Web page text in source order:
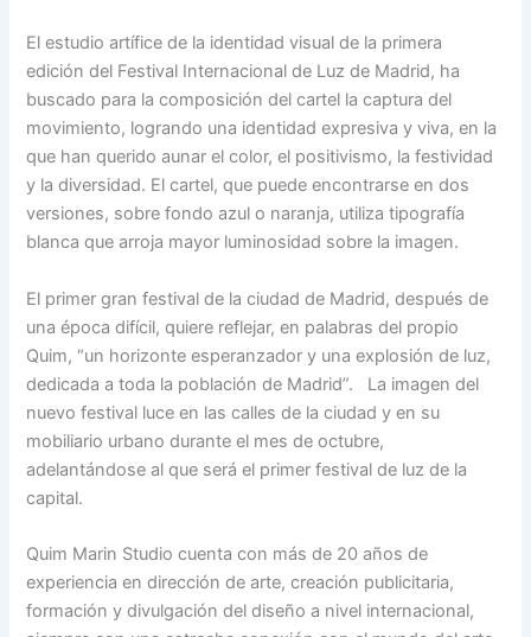
El estudio artífice de la identidad visual de la primera
edición del Festival Internacional de Luz de Madrid, ha
buscado para la composición del cartel la captura del
movimiento, logrando una identidad expresiva y viva, en la
que han querido aunar el color, el positivismo, la festividad
y la diversidad. El cartel, que puede encontrarse en dos
versiones, sobre fondo azul o naranja, utiliza tipografía
blanca que arroja mayor luminosidad sobre la imagen.
El primer gran festival de la ciudad de Madrid, después de
una época difícil, quiere reflejar, en palabras del propio
Quim, “un horizonte esperanzador y una explosión de luz,
dedicada a toda la población de Madrid”. La imagen del
nuevo festival luce en las calles de la ciudad y en su
mobiliario urbano durante el mes de octubre,
adelantándose al que será el primer festival de luz de la
capital.
Quim Marin Studio cuenta con más de 20 años de
experiencia en dirección de arte, creación publicitaria,
formación y divulgación del diseño a nivel internacional,